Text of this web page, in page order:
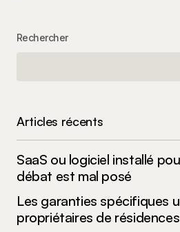
Rechercher
Articles récents
SaaS ou logiciel installé
débat est mal posé
Les garanties spécifiques
propriétaires de